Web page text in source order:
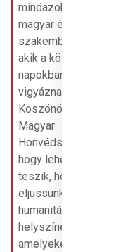
mindazoknak a
magyar és nigériai
szakembereknek,
akik a következő
napokban
vigyáznak ránk.
Köszönöm a
Magyar
Honvédségnek,
hogy lehetővé
teszik, hogy
eljussunk olyan
humanitárius
helyszínekre,
amelyeket más